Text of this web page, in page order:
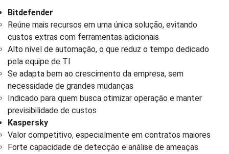
Bitdefender
Reúne mais recursos em uma única solução, evitando
custos extras com ferramentas adicionais
Alto nível de automação, o que reduz o tempo dedicado
pela equipe de TI
Se adapta bem ao crescimento da empresa, sem
necessidade de grandes mudanças
Indicado para quem busca otimizar operação e manter
previsibilidade de custos
Kaspersky
Valor competitivo, especialmente em contratos maiores
Forte capacidade de detecção e análise de ameaças